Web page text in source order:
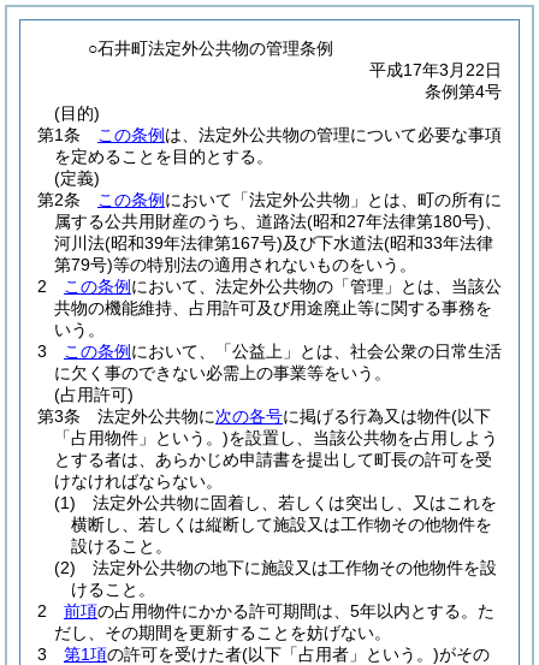
○石井町法定外公共物の管理条例
平成17年3月22日
条例第4号
(目的)
第1条
この条例 は、法定外公共物の管理について必要な事項
を定めることを目的とする。
(定義)
第2条
この条例 において「法定外公共物」とは、町の所有に
属する公共用財産のうち、道路法(昭和27年法律第180号)
河川法(昭和39年法律第167号)及び下水道法(昭和33年法律
第79号)等の特別法の適用されないものをいう。
2
この条例 において、法定外公共物の「管理」とは、当該公
共物の機能維持、占用許可及び用途廃止等に関する事務を
いう。
3
この条例 において、「公益上」とは、社会公衆の日常生活
に欠く事のできない必需上の事業等をいう。
(占用許可)
第3条
法定外公共物に次の各号に掲げる行為又は物件(以下
「占用物件」という。)を設置し、当該公共物を占用しよう
とする者は、あらかじめ申請書を提出して町長の許可を受
けなければならない。
(1)
法定外公共物に固着し、若しくは突出し、又はこれを
横断し、若しくは縦断して施設又は工作物その他物件を
設けること。
(2)
法定外公共物の地下に施設又は工作物その他物件を設
けること。
2
前項の占用物件にかかる許可期間は、5年以内とする。 た
だし、その期間を更新することを妨げない。
3
第1項の許可を受けた者(以下「占用者」という。)がその